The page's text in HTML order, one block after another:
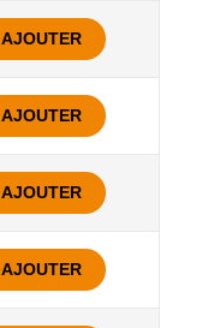
AJOUTER
AJOUTER
AJOUTER
AJOUTER